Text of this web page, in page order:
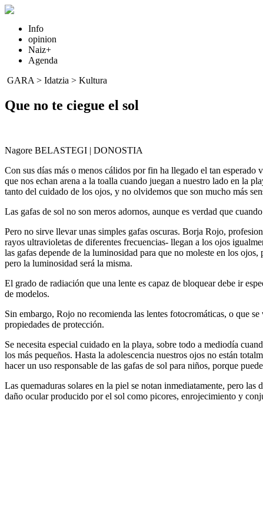
Info
opinion
Naiz+
Agenda
GARA > Idatzia > Kultura
Que no te ciegue el sol
Nagore BELASTEGI | DONOSTIA
Con sus días más o menos cálidos por fin ha llegado el tan
que nos echan arena a la toalla cuando juegan a nuestro lado en la
tanto del cuidado de los ojos, y no olvidemos que son mucho más
Las gafas de sol no son meros adornos, aunque es verdad que
Pero no sirve llevar unas simples gafas oscuras. Borja Rojo,
rayos ultravioletas de diferentes frecuencias- llegan a los ojos
las gafas depende de la luminosidad para que no moleste en los
pero la luminosidad será la misma.
El grado de radiación que una lente es capaz de bloquear debe ir
de modelos.
Sin embargo, Rojo no recomienda las lentes fotocromáticas, o que
propiedades de protección.
Se necesita especial cuidado en la playa, sobre todo a mediodía
los más pequeños. Hasta la adolescencia nuestros ojos no están
hacer un uso responsable de las gafas de sol para niños, porque
Las quemaduras solares en la piel se notan inmediatamente, pero
daño ocular producido por el sol como picores, enrojecimiento y